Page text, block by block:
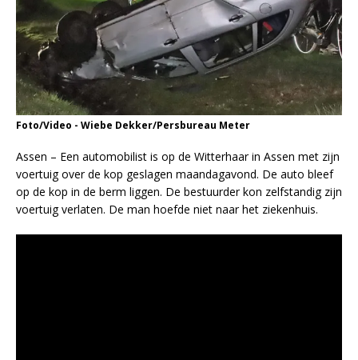
Foto/Video - Wiebe Dekker/Persbureau Meter
Assen – Een automobilist is op de Witterhaar in Assen met zijn
voertuig over de kop geslagen maandagavond. De auto bleef
op de kop in de berm liggen. De bestuurder kon zelfstandig zijn
voertuig verlaten. De man hoefde niet naar het ziekenhuis.